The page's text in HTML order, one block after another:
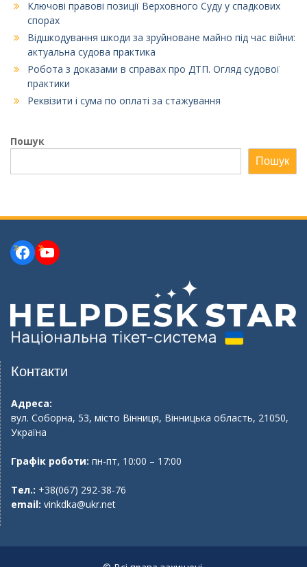
Ключові правові позиції Верховного Суду у спадкових
спорах
Відшкодування шкоди за зруйноване майно під час війни:
актуальна судова практика
Робота з доказами в справах про ДТП. Огляд судової
практики
Реквізити і сума по оплаті за стажування
Пошук
Пошук
Facebook
YouTube
Контакти
Адреса:
вул. Соборна, 53, місто Вінниця, Вінницька область, 21050,
Україна
Графік роботи: пн-пт, 10:00 – 17:00
Тел.: +38(067) 292-38-76
email: vinkdka@ukr.net